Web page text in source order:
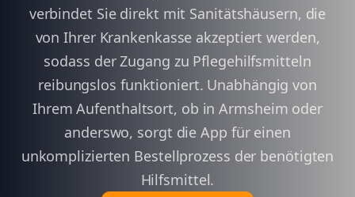
verbindet Sie direkt mit Sanitätshäusern, die
von Ihrer Krankenkasse akzeptiert werden,
sodass der Zugang zu Pflegehilfsmitteln
reibungslos funktioniert. Unabhängig von
Ihrem Aufenthaltsort, ob in Armsheim oder
anderswo, sorgt die App für einen
unkomplizierten Bestellprozess der benötigten
Hilfsmittel.